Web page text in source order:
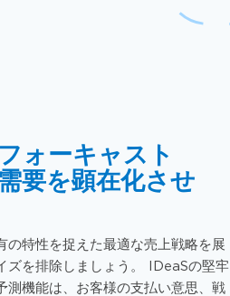
ォーキャスト
要を顕在化させ
の特性を捉えた最適な売上戦略を展
ズを排除しましょう。 IDeaSの堅牢
測機能は、お客様の支払い意思、戦